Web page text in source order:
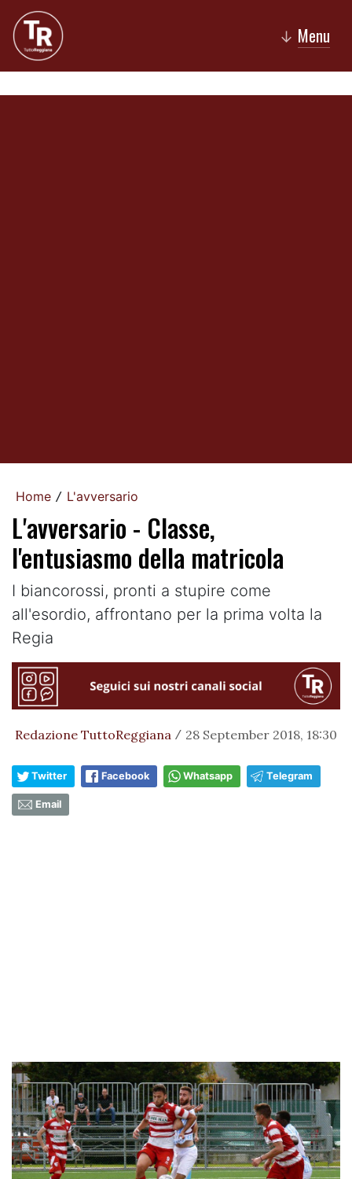
↓ Menu
Home / L'avversario
L'avversario - Classe,
l'entusiasmo della matricola
I biancorossi, pronti a stupire come
all'esordio, affrontano per la prima volta la
Regia
Redazione TuttoReggiana / 28 September 2018, 18:30
Twitter Facebook Whatsapp Telegram
Email